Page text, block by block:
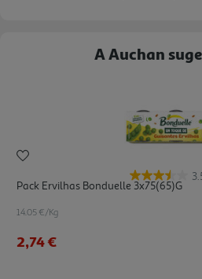
A Auchan
Pack Ervilhas Bonduelle 3x75(65)g
14.05 €/Kg
2,74 €